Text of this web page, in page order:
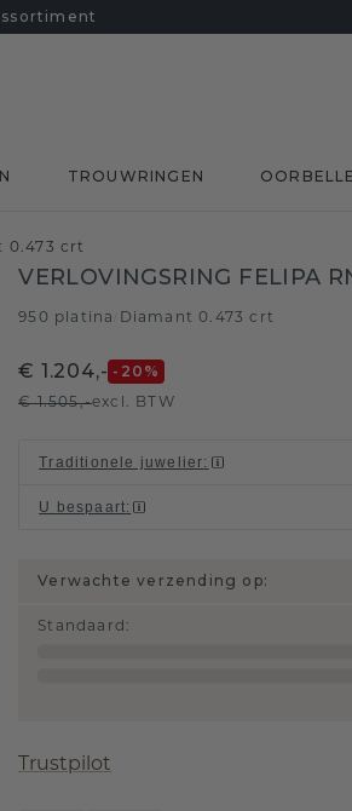
TROUWRINGEN
0.473 crt
VERLOVINGSRING FELIPA
950 platina Diamant 0.473 crt
€ 1.204,- -20 %
€ 1.505,-excl. BTW
Traditionele juwelier:
U bespaart:
Verwachte verzending op:
Standaard :
Trustpilot